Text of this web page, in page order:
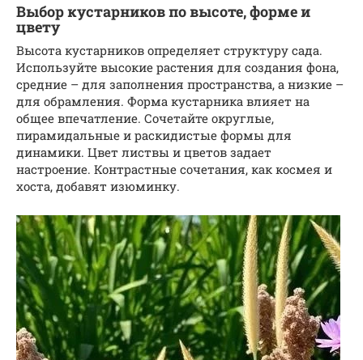
Выбор кустарников по высоте, форме и
цвету
Высота кустарников определяет структуру сада.
Используйте высокие растения для создания фона,
средние – для заполнения пространства, а низкие –
для обрамления. Форма кустарника влияет на
общее впечатление. Сочетайте округлые,
пирамидальные и раскидистые формы для
динамики. Цвет листвы и цветов задает
настроение. Контрастные сочетания, как космея и
хоста, добавят изюминку.